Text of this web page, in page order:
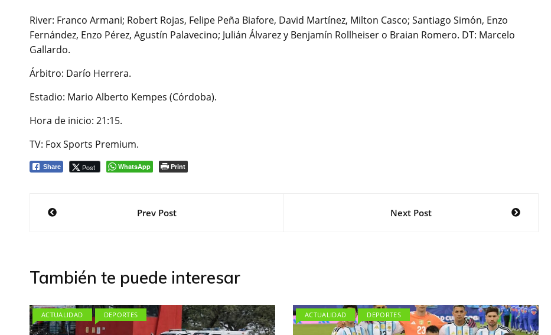
River: Franco Armani; Robert Rojas, Felipe Peña Biafore, David Martínez, Milton Casco; Santiago Simón, Enzo
Fernández, Enzo Pérez, Agustín Palavecino; Julián Álvarez y Benjamín Rollheiser o Braian Romero. DT: Marcelo
Gallardo.
Árbitro: Darío Herrera.
Estadio: Mario Alberto Kempes (Córdoba).
Hora de inicio: 21:15.
TV: Fox Sports Premium.
Share Post WhatsApp Print
NavegaciónPrev Post Next Post
También te puede interesar
ACTUALIDAD DEPORTES ACTUALIDAD DEPORTES